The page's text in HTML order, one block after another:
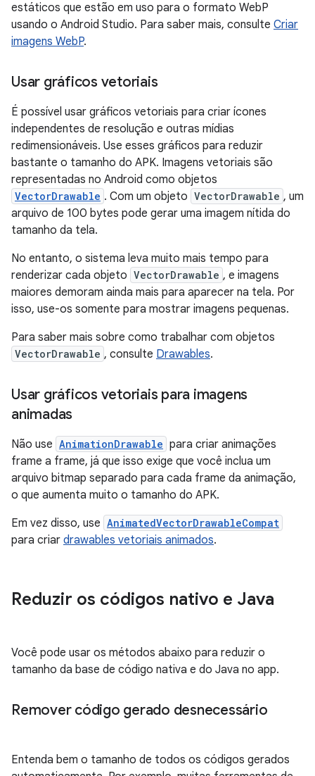
estáticos que estão em uso para o formato WebP
usando o Android Studio. Para saber mais, consulte Criar
imagens WebP.
Usar gráficos vetoriais
É possível usar gráficos vetoriais para criar ícones
independentes de resolução e outras mídias
redimensionáveis. Use esses gráficos para reduzir
bastante o tamanho do APK. Imagens vetoriais são
representadas no Android como objetos
VectorDrawable . Com um objeto VectorDrawable , um
arquivo de 100 bytes pode gerar uma imagem nítida do
tamanho da tela.
No entanto, o sistema leva muito mais tempo para
renderizar cada objeto VectorDrawable , e imagens
maiores demoram ainda mais para aparecer na tela. Por
isso, use-os somente para mostrar imagens pequenas.
Para saber mais sobre como trabalhar com objetos
VectorDrawable , consulte Drawables.
Usar gráficos vetoriais para imagens
animadas
Não use AnimationDrawable para criar animações
frame a frame, já que isso exige que você inclua um
arquivo bitmap separado para cada frame da animação,
o que aumenta muito o tamanho do APK.
Em vez disso, use AnimatedVectorDrawableCompat
para criar drawables vetoriais animados.
Reduzir os códigos nativo e Java
Você pode usar os métodos abaixo para reduzir o
tamanho da base de código nativa e do Java no app.
Remover código gerado desnecessário
Entenda bem o tamanho de todos os códigos gerados